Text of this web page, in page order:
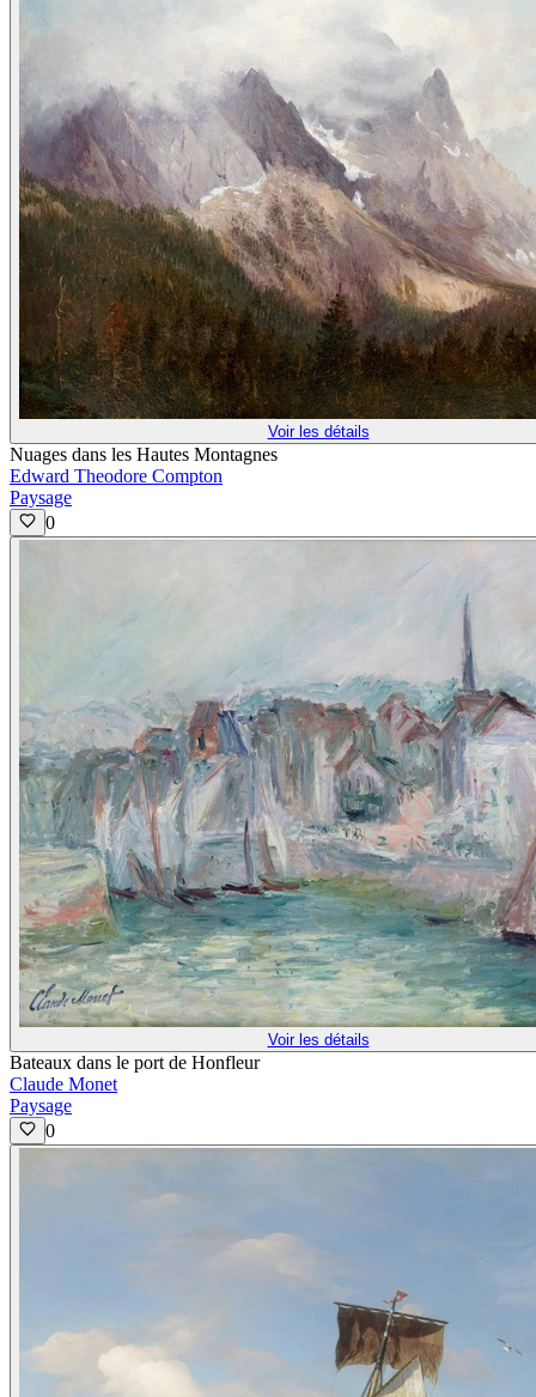
Voir les détails
Nuages dans les Hautes Montagnes
Edward Theodore Compton
Paysage
0
Voir les détails
Bateaux dans le port de Honfleur
Claude Monet
Paysage
0